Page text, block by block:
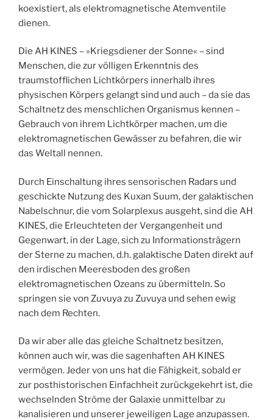
koexistiert, als elektromagnetische Atemventile
dienen.
Die AH KINES – »Kriegsdiener der Sonne« – sind
Menschen, die zur völligen Erkenntnis des
traumstofflichen Lichtkörpers innerhalb ihres
physischen Körpers gelangt sind und auch – da sie das
Schaltnetz des menschlichen Organismus kennen –
Gebrauch von ihrem Lichtkörper machen, um die
elektromagnetischen Gewässer zu befahren, die wir
das Weltall nennen.
Durch Einschaltung ihres sensorischen Radars und
geschickte Nutzung des Kuxan Suum, der galaktischen
Nabelschnur, die vom Solarplexus ausgeht, sind die AH
KINES, die Erleuchteten der Vergangenheit und
Gegenwart, in der Lage, sich zu Informationsträgern
der Sterne zu machen, d.h. galaktische Daten direkt auf
den irdischen Meeresboden des großen
elektromagnetischen Ozeans zu übermitteln. So
springen sie von Zuvuya zu Zuvuya und sehen ewig
nach dem Rechten.
Da wir aber alle das gleiche Schaltnetz besitzen,
können auch wir, was die sagenhaften AH KINES
vermögen. Jeder von uns hat die Fähigkeit, sobald er
zur posthistorischen Einfachheit zurückgekehrt ist, die
wechselnden Ströme der Galaxie unmittelbar zu
kanalisieren und unserer jeweiligen Lage anzupassen.